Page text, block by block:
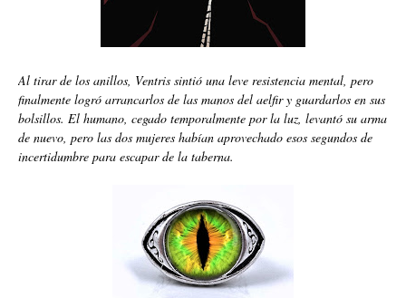
Al tirar de los anillos, Ventris sintió una leve resistencia mental, pero
finalmente logró arrancarlos de las manos del aelfir y guardarlos en sus
bolsillos. El humano, cegado temporalmente por la luz, levantó su arma
de nuevo, pero las dos mujeres habían aprovechado esos segundos de
incertidumbre para escapar de la taberna.